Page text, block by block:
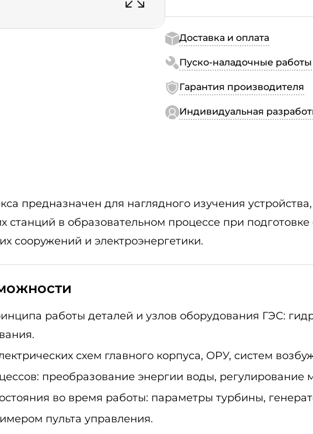
Доставка и оплата
Пуско-наладочные работы
Гарантия производителя
Индивидуальная
предназначен для наглядного изучения
станций в образовательном процессе при
сооружений и электроэнергетики.
работы деталей и узлов оборудования ГЭС:
схем главного корпуса, ОРУ, систем
преобразование энергии воды, регулирование
во время работы: параметры турбины,
пульта управления.